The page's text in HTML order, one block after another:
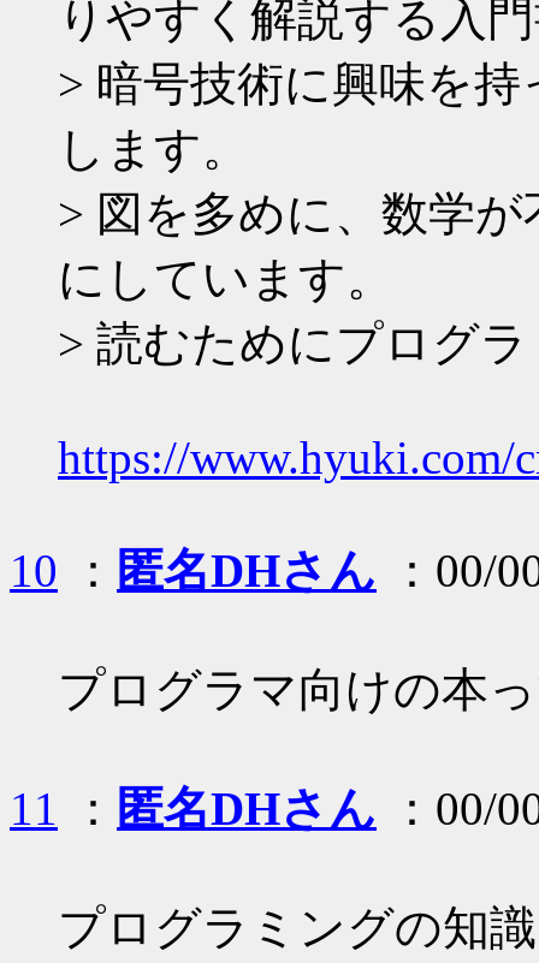
りやすく解説する入
> 暗号技術に興味を
します。
> 図を多めに、数学
にしています。
> 読むためにプログ
https://www.hyuki.com/
10 ： 匿名DHさん ：00/
プログラマ向けの本
11 ： 匿名DHさん ：00/
プログラミングの知